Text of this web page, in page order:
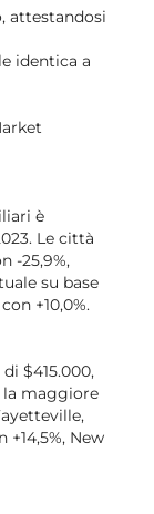
attestandosi
identica a
è
Le città
-25,9%,
su base
+10,0%.
$415.000,
la maggiore
New